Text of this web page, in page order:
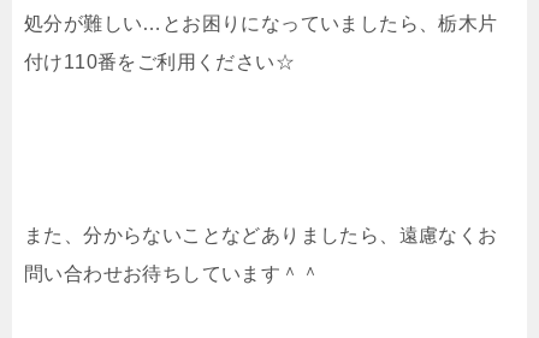
処分が難しい…とお困りになっていましたら、栃木片
付け110番をご利用ください☆
また、分からないことなどありましたら、遠慮なくお
問い合わせお待ちしています＾＾